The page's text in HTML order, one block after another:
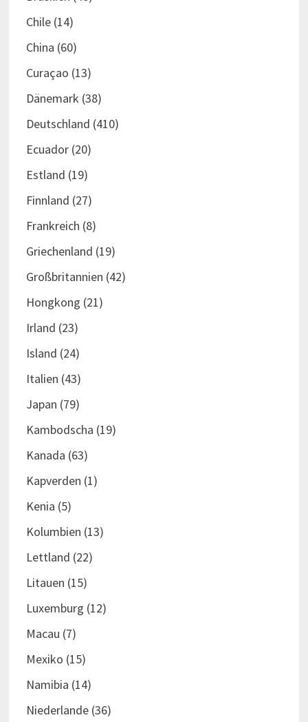
Chile(14)
China (60)
Curaçao (13)
Dänemark (38)
Deutschland (410)
Ecuador(20)
Estland (19)
Finnland (27)
Frankreich (8)
Griechenland (19)
Großbritannien (42)
Hongkong (21)
Irland (23)
Island (24)
Italien (43)
Japan (79)
Kambodscha (19)
Kanada (63)
Kapverden (1)
Kenia (5)
Kolumbien (13)
Lettland (22)
Litauen (15)
Luxemburg (12)
Macau (7)
Mexiko (15)
Namibia (14)
Niederlande(36)